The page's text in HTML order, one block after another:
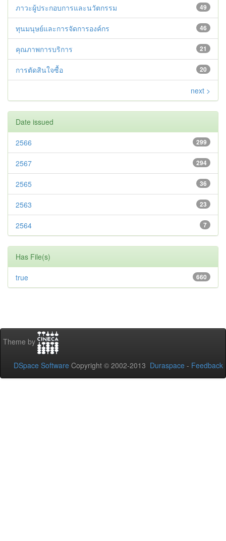
49
ภาวะผู้ประกอบการและนวัตกรรม
46
ทุนมนุษย์และการจัดการองค์กร
21
คุณภาพการบริการ
20
การตัดสินใจซื้อ
next >
Date issued
299
2566
294
2567
36
2565
23
2563
7
2564
Has File(s)
660
true
Theme by
DSpace Software Copyright © 2002-2013 Duraspace - Feedback